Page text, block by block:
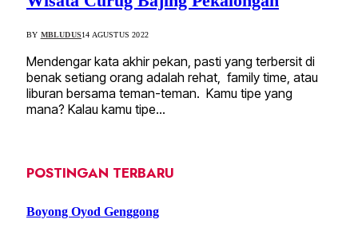
BY MBLUDUS14 AGUSTUS 2022
Mendengar kata akhir pekan, pasti yang terbersit di
benak setiang orang adalah rehat, family time, atau
liburan bersama teman-teman. Kamu tipe yang
mana? Kalau kamu tipe…
POSTINGAN TERBARU
Boyong Oyod Genggong